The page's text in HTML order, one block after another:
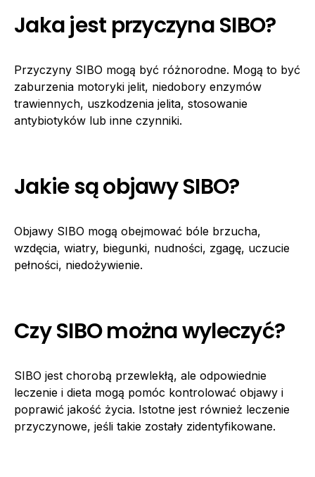
Jaka jest przyczyna SIBO?
Przyczyny SIBO mogą być różnorodne. Mogą to być
zaburzenia motoryki jelit, niedobory enzymów
trawiennych, uszkodzenia jelita, stosowanie
antybiotyków lub inne czynniki.
Jakie są objawy SIBO?
Objawy SIBO mogą obejmować bóle brzucha,
wzdęcia, wiatry, biegunki, nudności, zgagę, uczucie
pełności, niedożywienie.
Czy SIBO można wyleczyć?
SIBO jest chorobą przewlekłą, ale odpowiednie
leczenie i dieta mogą pomóc kontrolować objawy i
poprawić jakość życia. Istotne jest również leczenie
przyczynowe, jeśli takie zostały zidentyfikowane.